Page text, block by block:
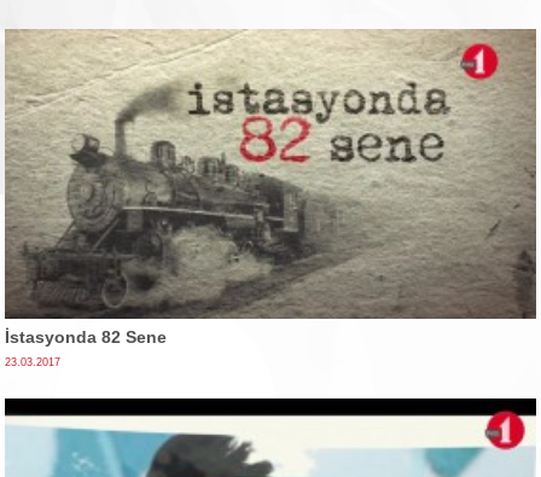
İstasyonda 82 Sene
23.03.2017